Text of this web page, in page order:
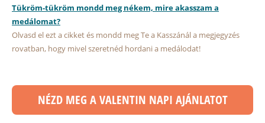
Tükröm-tükröm mondd meg nékem, mire akasszam a
medálomat?
Olvasd el ezt a cikket és mondd meg Te a Kasszánál a megjegyzés
rovatban, hogy mivel szeretnéd hordani a medálodat!
NÉZD MEG A VALENTIN NAPI AJÁNLATOT